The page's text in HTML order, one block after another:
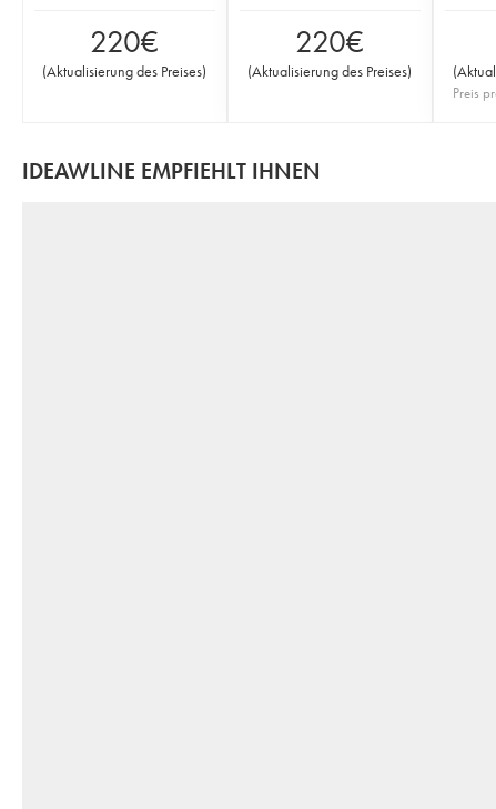
220€
(Aktualisierung des Preises)
220€
(Aktualisierung des Preises) (
Preis
IDEAWLINE EMPFIEHLT IHNEN